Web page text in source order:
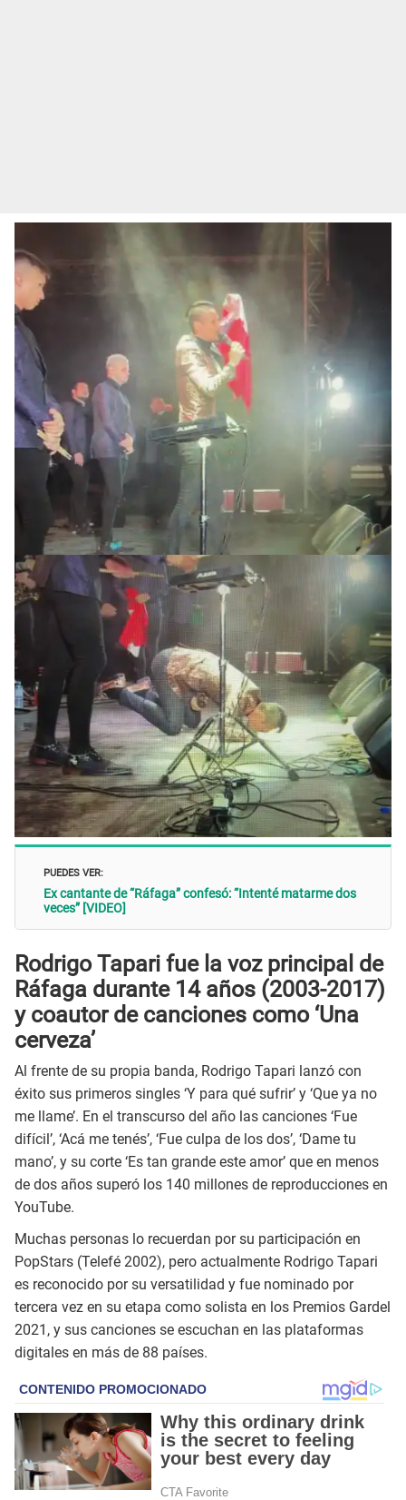
PUEDES VER:
Ex cantante de “Ráfaga” confesó: “Intenté matarme dos
veces” [VIDEO]
Rodrigo Tapari fue la voz principal de
Ráfaga durante 14 años (2003-2017)
y coautor de canciones como ‘Una
cerveza’
Al frente de su propia banda, Rodrigo Tapari lanzó con
éxito sus primeros singles ‘Y para qué sufrir’ y ‘Que ya no
me llame’. En el transcurso del año las canciones ‘Fue
difícil’, ‘Acá me tenés’, ‘Fue culpa de los dos’, ‘Dame tu
mano’, y su corte ‘Es tan grande este amor’ que en menos
de dos años superó los 140 millones de reproducciones en
YouTube.
Muchas personas lo recuerdan por su participación en
PopStars (Telefé 2002), pero actualmente Rodrigo Tapari
es reconocido por su versatilidad y fue nominado por
tercera vez en su etapa como solista en los Premios Gardel
2021, y sus canciones se escuchan en las plataformas
digitales en más de 88 países.